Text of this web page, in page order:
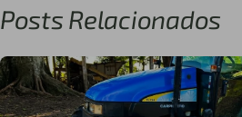
Posts Relacionados